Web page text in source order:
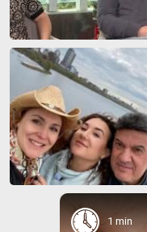
1 min